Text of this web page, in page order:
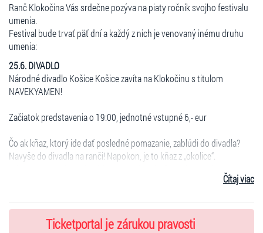
Ranč Klokočina Vás srdečne pozýva na piaty ročník svojho festivalu
umenia.
Festival bude trvať päť dní a každý z nich je venovaný inému druhu
umenia:
25.6. DIVADLO
Národné divadlo Košice Košice zavíta na Klokočinu s titulom
NAVEKYAMEN!
Začiatok predstavenia o 19:00, jednotné vstupné 6,- eur
Čo ak kňaz, ktorý ide dať posledné pomazanie, zablúdi do divadla?
Navyše do divadla na ranči! Napokon, je to kňaz z „okolice“.
spovedá koho? Prvý stand-up košickej činohry s vynikajúcim Stanom
Čítaj viac
Ticketportal je zárukou pravosti